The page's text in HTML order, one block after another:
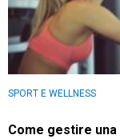
SPORT E WELLNESS
Come gestire